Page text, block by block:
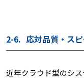
2-6. 応対品質・ス
近年クラウド型のシ